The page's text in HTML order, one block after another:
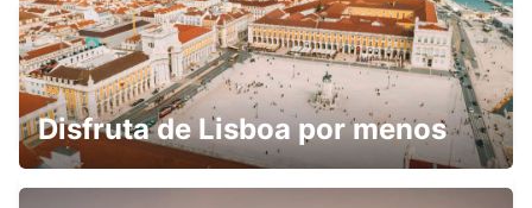
SIEM REAP AIRPORT
SIEM REAP - CAMBODIA
Disfruta de Lisboa por menos